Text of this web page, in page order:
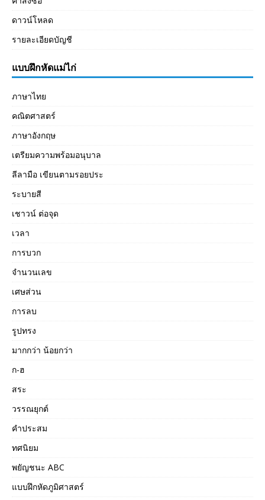
ดาวน์โหลด
รายละเอียดบัญชี
แบบฝึกหัดแม่ไก่
ภาษาไทย
คณิตศาสตร์
ภาษาอังกฤษ
เตรียมความพร้อมอนุบาล
ลีลามือ เขียนตามรอยประ
ระบายสี
เชาวน์ ต่อจุด
เวลา
การบวก
จำนวนเลข
เศษส่วน
การลบ
รูปทรง
มากกว่า น้อยกว่า
ก-ฮ
สระ
วรรณยุกต์
คำประสม
ทศนิยม
พยัญชนะ ABC
แบบฝึกหัดภูมิศาสตร์